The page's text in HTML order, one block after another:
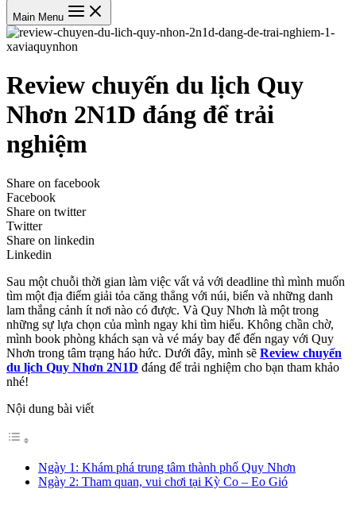
Main Menu
Review chuyến du lịch Quy
Nhơn 2N1D đáng để trải
nghiệm
Share on facebook
Facebook
Share on twitter
Twitter
Share on linkedin
Linkedin
Sau một chuỗi thời gian làm việc vất vả với deadline thì mình muốn
tìm một địa điểm giải tỏa căng thẳng với núi, biển và những danh
lam thắng cảnh ít nơi nào có được. Và Quy Nhơn là một trong
những sự lựa chọn của mình ngay khi tìm hiểu. Không chần chờ,
mình book phòng khách sạn và vé máy bay để đến ngay với Quy
Nhơn trong tâm trạng háo hức. Dưới đây, mình sẽ Review chuyến
du lịch Quy Nhơn 2N1D đáng để trải nghiệm cho bạn tham khảo
nhé!
Nội dung bài viết
Ngày 1: Khám phá trung tâm thành phố Quy Nhơn
Ngày 2: Tham quan, vui chơi tại Kỳ Co – Eo Gió